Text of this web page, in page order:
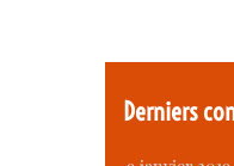
Derniers